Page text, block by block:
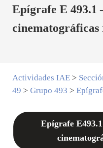
Epígrafe E 493.1
cinematográficas
Actividades IAE>
49 > Grupo 493 >
Epígrafe